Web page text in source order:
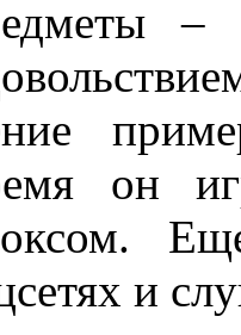
–
он
и